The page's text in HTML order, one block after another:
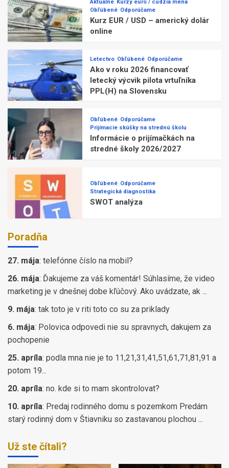
Aktuálne Kurzy euro / cudzia mena
Obľúbené Odporúčame
Kurz EUR / USD – americký dolár
online
Letectvo Obľúbené Odporúčame
Ako v roku 2026 financovať
letecký výcvik pilota vrtuľníka
PPL(H) na Slovensku
Obľúbené Odporúčame
Prijímacie skúšky na strednú školu
Informácie o prijímačkách na
stredné školy 2026/2027
Obľúbené Odporúčame
Strategická diagnostika
SWOT analýza
Poradňa
27. mája: telefónne číslo na mobil?
26. mája: Ďakujeme za váš komentár! Súhlasíme, že video
marketing je v dnešnej dobe kľúčový. Ako uvádzate, ak ...
9. mája: tak toto je v riti toto co su za priklady
6. mája: Polovica odpovedi nie su spravnych, dakujem za
pochopenie
25. apríla: podla mna nie je to 11,21,31,41,51,61,71,81,91 a
potom 19...
20. apríla: no. kde si to mam skontrolovat?
10. apríla: Predaj rodinného domu s pozemkom Predám
starý rodinný dom v Štiavniku so zastavanou plochou ...
Už ste čítali?